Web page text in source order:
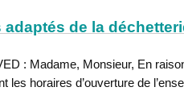
de la
: Madame, Monsieur, En
les horaires d’ouverture de